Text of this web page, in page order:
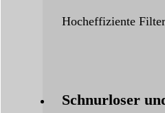
Hocheffiziente
Schnurloser